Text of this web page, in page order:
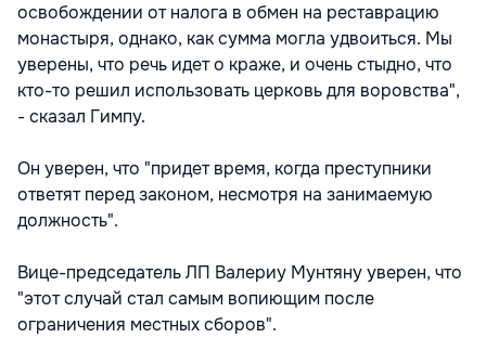
освобождении от налога в обмен на реставрацию
монастыря, однако, как сумма могла удвоиться. Мы
уверены, что речь идет о краже, и очень стыдно, что
кто-то решил использовать церковь для воровства",
- сказал Гимпу.
Он уверен, что "придет время, когда преступники
ответят перед законом, несмотря на занимаемую
должность".
Вице-председатель ЛП Валериу Мунтяну уверен, что
"этот случай стал самым вопиющим после
ограничения местных сборов".